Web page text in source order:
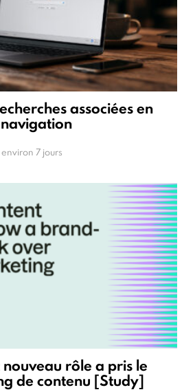
associées en
environ 7 jours
rôle a pris le
de contenu [Study]